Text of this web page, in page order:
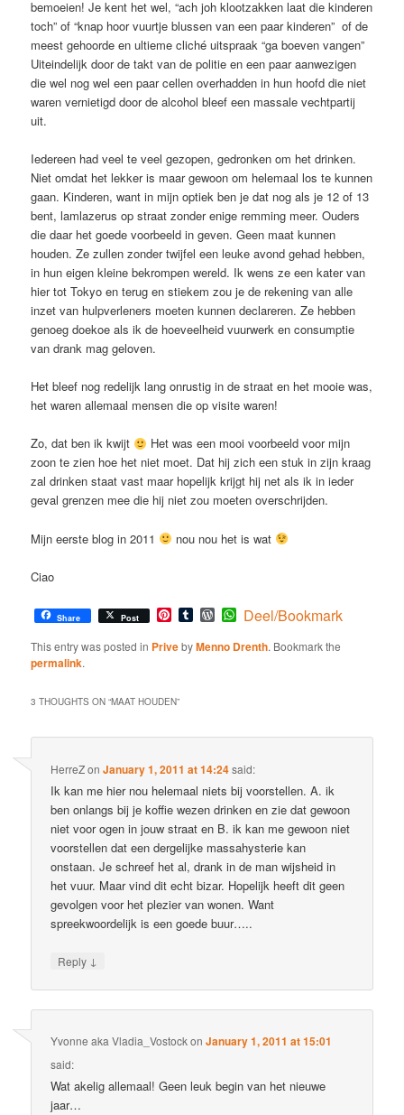
bemoeien! Je kent het wel, “ach joh klootzakken laat die kinderen
toch” of “knap hoor vuurtje blussen van een paar kinderen” of de
meest gehoorde en ultieme cliché uitspraak “ga boeven vangen”
Uiteindelijk door de takt van de politie en een paar aanwezigen
die wel nog wel een paar cellen overhadden in hun hoofd die niet
waren vernietigd door de alcohol bleef een massale vechtpartij
uit.
Iedereen had veel te veel gezopen, gedronken om het drinken.
Niet omdat het lekker is maar gewoon om helemaal los te kunnen
gaan. Kinderen, want in mijn optiek ben je dat nog als je 12 of 13
bent, lamlazerus op straat zonder enige remming meer. Ouders
die daar het goede voorbeeld in geven. Geen maat kunnen
houden. Ze zullen zonder twijfel een leuke avond gehad hebben,
in hun eigen kleine bekrompen wereld. Ik wens ze een kater van
hier tot Tokyo en terug en stiekem zou je de rekening van alle
inzet van hulpverleners moeten kunnen declareren. Ze hebben
genoeg doekoe als ik de hoeveelheid vuurwerk en consumptie
van drank mag geloven.
Het bleef nog redelijk lang onrustig in de straat en het mooie was,
het waren allemaal mensen die op visite waren!
Zo, dat ben ik kwijt
Het was een mooi voorbeeld voor mijn
zoon te zien hoe het niet moet. Dat hij zich een stuk in zijn kraag
zal drinken staat vast maar hopelijk krijgt hij net als ik in ieder
geval grenzen mee die hij niet zou moeten overschrijden.
Mijn eerste blog in 2011 nou nou het is wat
Ciao
Share Post Pinterest
TumblrWordPress
WhatsApp
Deel/Bookmark
This entry was posted in PrivebyMenno Drenth. Bookmark the
permalink.
3 THOUGHTS ON “MAAT HOUDEN”
HerreZonJanuary 1, 2011 at 14:24said:
Ik kan me hier nou helemaal niets bij voorstellen. A. ik
ben onlangs bij je koffie wezen drinken en zie dat gewoon
niet voor ogen in jouw straat en B. ik kan me gewoon niet
voorstellen dat een dergelijke massahysterie kan
onstaan. Je schreef het al, drank in de man wijsheid in
het vuur. Maar vind dit echt bizar. Hopelijk heeft dit geen
gevolgen voor het plezier van wonen. Want
spreekwoordelijk is een goede buur…..
Reply ↓
Yvonne aka Vladia_VostockonJanuary 1, 2011 at 15:01
said:
Wat akelig allemaal! Geen leuk begin van het nieuwe
jaar…